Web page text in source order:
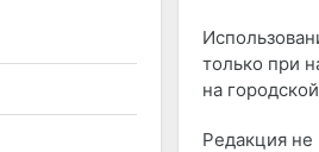
только при
на
Редакция не